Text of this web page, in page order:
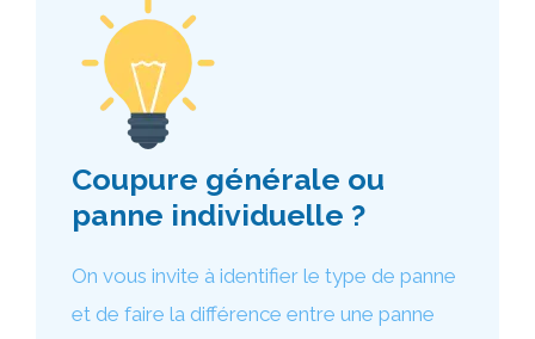
Coupure générale ou
panne individuelle ?
On vous invite à identifier le type de panne
et de faire la différence entre une panne